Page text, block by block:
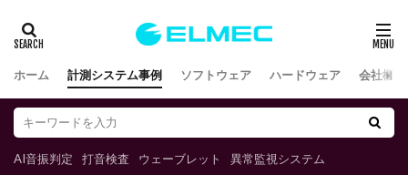
ホーム 計測システム事例 ソフトウェア ハードウェア 会社概要
AI音振判定 打音検査 ウェーブレット 異常監視システム